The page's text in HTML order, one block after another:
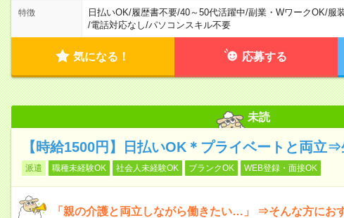
特徴 日払いOK/履歴書不要/40～50代活躍中/副業・WワークOK/服
/電話対応なし/パソコンスキル不要
気になる！ 応募する
未読
【時給1500円】日払いOK＊プライベートと両立
派遣 職種未経験OK 社会人未経験OK ブランクOK WEB登録・面接OK
「親の介護と両立しながら働きたい…」 ⇒そんな方にお